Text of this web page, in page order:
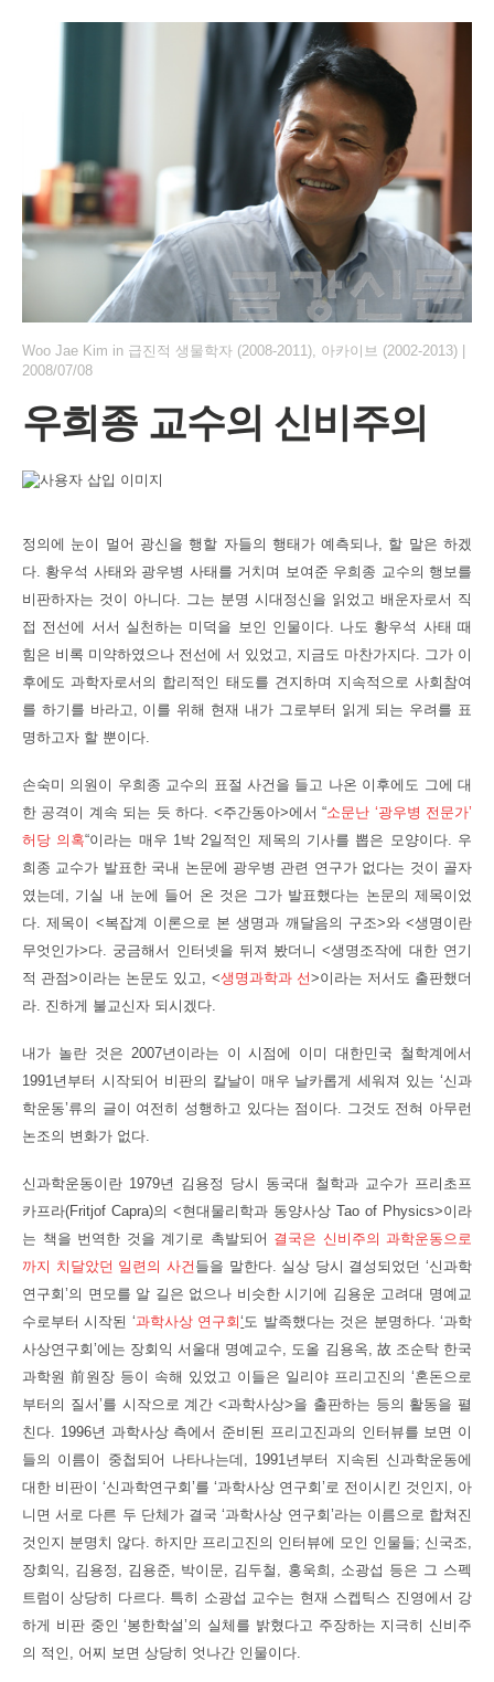
Woo Jae Kim in 급진적 생물학자 (2008-2011) 아카이브 (2002-2013) |
2008/07/08
우희종 교수의 신비주의
정의에 눈이 멀어 광신을 행할 자들의 행태가 예측되나, 할 말은 하겠
다. 황우석 사태와 광우병 사태를 거치며 보여준 우희종 교수의 행보를
비판하자는 것이 아니다. 그는 분명 시대정신을 읽었고 배운자로서 직
접 전선에 서서 실천하는 미덕을 보인 인물이다. 나도 황우석 사태 때
힘은 비록 미약하였으나 전선에 서 있었고, 지금도 마찬가지다. 그가 이
후에도 과학자로서의 합리적인 태도를 견지하며 지속적으로 사회참여
를 하기를 바라고, 이를 위해 현재 내가 그로부터 읽게 되는 우려를 표
명하고자 할 뿐이다.
손숙미 의원이 우희종 교수의 표절 사건을 들고 나온 이후에도 그에 대
한 공격이 계속 되는 듯 하다. <주간동아>에서 “소문난 ‘광우병 전문가’
허당 의혹“이라는 매우 1박 2일적인 제목의 기사를 뽑은 모양이다. 우
희종 교수가 발표한 국내 논문에 광우병 관련 연구가 없다는 것이 골자
였는데, 기실 내 눈에 들어 온 것은 그가 발표했다는 논문의 제목이었
다. 제목이 <복잡계 이론으로 본 생명과 깨달음의 구조>와 <생명이란
무엇인가>다. 궁금해서 인터넷을 뒤져 봤더니 <생명조작에 대한 연기
적 관점>이라는 논문도 있고, <생명과학과 선>이라는 저서도 출판했더
라. 진하게 불교신자 되시겠다.
내가 놀란 것은 2007년이라는 이 시점에 이미 대한민국 철학계에서
1991년부터 시작되어 비판의 칼날이 매우 날카롭게 세워져 있는 ‘신과
학운동’류의 글이 여전히 성행하고 있다는 점이다. 그것도 전혀 아무런
논조의 변화가 없다.
신과학운동이란 1979년 김용정 당시 동국대 철학과 교수가 프리초프
카프라(Fritjof Capra)의 <현대물리학과 동양사상 Tao of Physics>이라
는 책을 번역한 것을 계기로 촉발되어 결국은 신비주의 과학운동으로
까지 치달았던 일련의 사건 들을 말한다. 실상 당시 결성되었던 ‘신과학
연구회’의 면모를 알 길은 없으나 비슷한 시기에 김용운 고려대 명예교
수로부터 시작된 ‘과학사상 연구회‘ 도 발족했다는 것은 분명하다. ‘과학
사상연구회’에는 장회익 서울대 명예교수, 도올 김용옥, 故 조순탁 한국
과학원 前원장 등이 속해 있었고 이 들은 일리야 프리고진의 ‘혼돈으로
부터의 질서’를 시작으로 계간 <과학사상>을 출판하는 등의 활동을 펼
친다. 1996년 과학사상 측에서 준비된 프리고진과의 인터 뷰를 보면 이
들의 이름이 중첩되어 나타나는데, 1991년부터 지속된 신과학운동에
대한 비판이 ‘신과학연구회’를 ‘과학사상 연구회’로 전이시킨 것인지, 아
니면 서로 다른 두 단체가 결국 ‘과학사상 연구회’라는 이름으로 합쳐진
것인지 분명치 않다. 하지만 프리고진의 인터뷰에 모인 인물들; 신국조,
장회익, 김용정, 김용준, 박이문, 김두철, 홍욱희, 소광섭 등은 그 스펙
트럼이 상당히 다르다. 특히 소광섭 교수는 현재 스켑틱스 진영에서 강
하게 비판 중인 ‘봉한학설’의 실체를 밝혔다고 주장하는 지극히 신비주
의 적인, 어찌 보면 상당히 엇나간 인물이다.